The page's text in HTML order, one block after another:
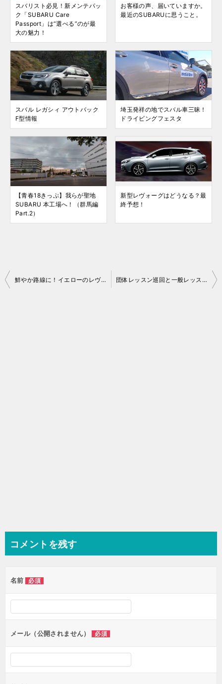
スバリスト必見！新メンテパッ
ク「SUBARU Care
Passport」は“選べる”のが最
大の魅力！
お客様の声、届いていますか。
最近のSUBARUに思うこと。
スバル レガシィ アウトバック
F型情報
埼玉発祥の地でスバル車三昧！
ドライビングフェスタ
【青春18きっぷ】我らが聖地
SUBARU 本工場へ！（群馬編
Part.2）
新型レヴォーグはどうなる？最
終予想！
投
鮮やか路線に！イエローのレヴォーグがオートサロン2026に降臨！ 団体レッスン巡回と一般レッスンと。猪苗代業務日誌 20260129
コメントを残す
名前 必須
メール（公開されません） 必須